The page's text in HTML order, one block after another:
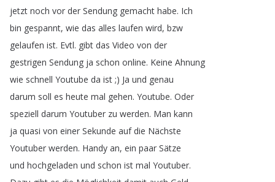
jetzt noch vor der Sendung gemacht habe. Ich
bin gespannt, wie das alles laufen wird, bzw
gelaufen ist. Evtl. gibt das Video von der
gestrigen Sendung ja schon online. Keine Ahnung
wie schnell Youtube da ist ;) Ja und genau
darum soll es heute mal gehen. Youtube. Oder
speziell darum Youtuber zu werden. Man kann
ja quasi von einer Sekunde auf die Nächste
Youtuber werden. Handy an, ein paar Sätze
und hochgeladen und schon ist mal Youtuber.